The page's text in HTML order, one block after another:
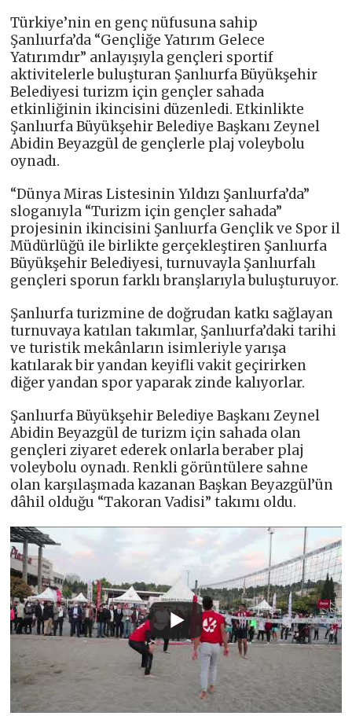
Türkiye’nin en genç nüfusuna sahip
Şanlıurfa’da “Gençliğe Yatırım Gelece
Yatırımdır” anlayışıyla gençleri sportif
aktivitelerle buluşturan Şanlıurfa Büyükşehir
Belediyesi turizm için gençler sahada
etkinliğinin ikincisini düzenledi. Etkinlikte
Şanlıurfa Büyükşehir Belediye Başkanı Zeynel
Abidin Beyazgül de gençlerle plaj voleybolu
oynadı.
“Dünya Miras Listesinin Yıldızı Şanlıurfa’da”
sloganıyla “Turizm için gençler sahada”
projesinin ikincisini Şanlıurfa Gençlik ve Spor il
Müdürlüğü ile birlikte gerçekleştiren Şanlıurfa
Büyükşehir Belediyesi, turnuvayla Şanlıurfalı
gençleri sporun farklı branşlarıyla buluşturuyor.
Şanlıurfa turizmine de doğrudan katkı sağlayan
turnuvaya katılan takımlar, Şanlıurfa’daki tarihi
ve turistik mekânların isimleriyle yarışa
katılarak bir yandan keyifli vakit geçirirken
diğer yandan spor yaparak zinde kalıyorlar.
Şanlıurfa Büyükşehir Belediye Başkanı Zeynel
Abidin Beyazgül de turizm için sahada olan
gençleri ziyaret ederek onlarla beraber plaj
voleybolu oynadı. Renkli görüntülere sahne
olan karşılaşmada kazanan Başkan Beyazgül’ün
dâhil olduğu “Takoran Vadisi” takımı oldu.